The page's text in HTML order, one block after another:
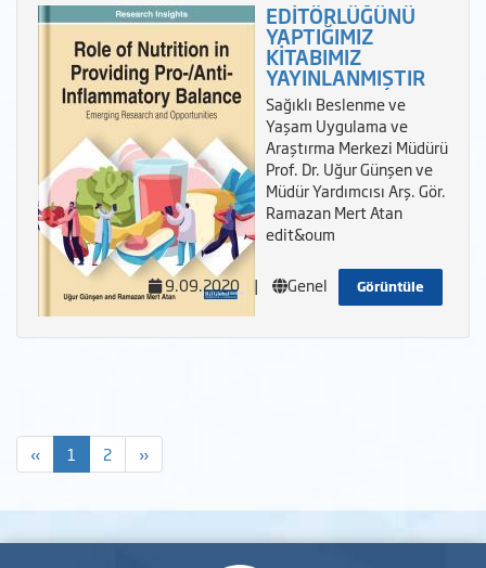
EDİTÖRLÜĞÜNÜ
YAPTIĞIMIZ
KİTABIMIZ
YAYINLANMIŞTIR
Sağıklı Beslenme ve
Yaşam Uygulama ve
Araştırma Merkezi Müdürü
Prof. Dr. Uğur Günşen ve
Müdür Yardımcısı Arş. Gör.
Ramazan Mert Atan
edit&oum
Görüntüle
9.09.2020 | Genel
« 1 2 »